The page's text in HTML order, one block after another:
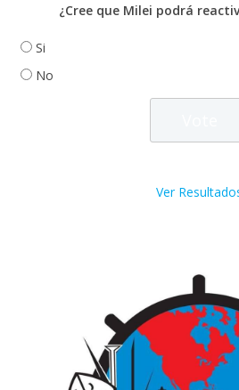
¿Cree que Milei podrá
Si
No
Ver